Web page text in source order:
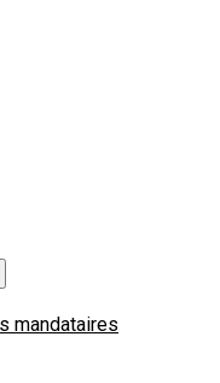
mandataires